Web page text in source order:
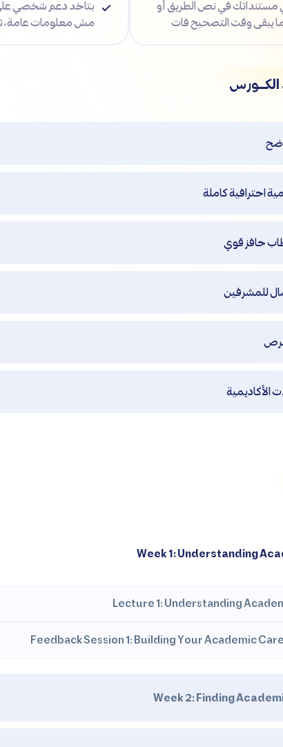
بتاخد دعم شخصي
مش معلومات
مستنداتك في نص الطريق أو
يبقى وقت التصحيح فات
الكـــورس
احترافية كاملة
حافز قوي
للمشرفين
الأكاديمية
Week 1: Understanding
Lecture 1: Understanding
Feedback Session 1: Building Your Academic
Week 2: Finding